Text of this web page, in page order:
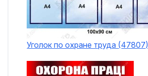
Уголок по охране труда (47807)